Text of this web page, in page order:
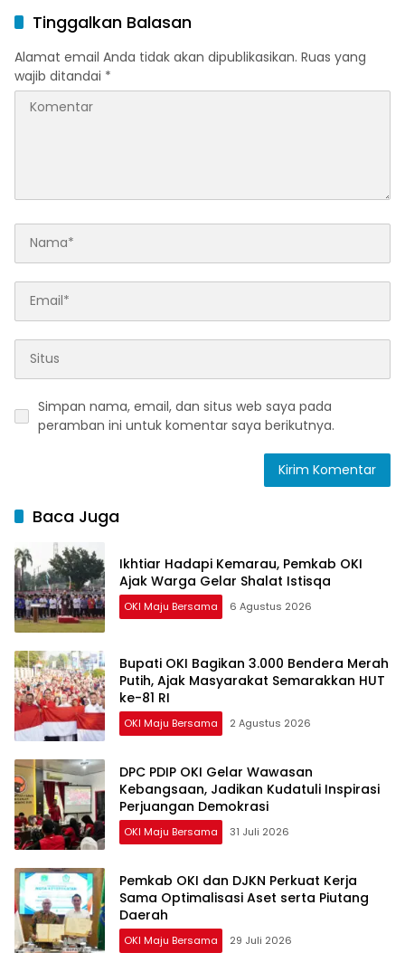
Tinggalkan Balasan
Alamat email Anda tidak akan dipublikasikan. Ruas yang
wajib ditandai *
Simpan nama, email, dan situs web saya pada
peramban ini untuk komentar saya berikutnya.
Baca Juga
Ikhtiar Hadapi Kemarau, Pemkab OKI
Ajak Warga Gelar Shalat Istisqa
OKI Maju Bersama 6 Agustus 2026
Bupati OKI Bagikan 3.000 Bendera Merah
Putih, Ajak Masyarakat Semarakkan HUT
ke-81 RI
OKI Maju Bersama 2 Agustus 2026
DPC PDIP OKI Gelar Wawasan
Kebangsaan, Jadikan Kudatuli Inspirasi
Perjuangan Demokrasi
OKI Maju Bersama 31 Juli 2026
Pemkab OKI dan DJKN Perkuat Kerja
Sama Optimalisasi Aset serta Piutang
Daerah
OKI Maju Bersama 29 Juli 2026